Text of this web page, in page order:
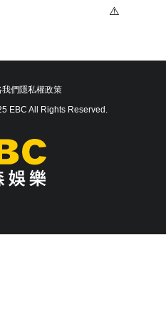
我們隱私權政策
EBC All Rights Reserved.